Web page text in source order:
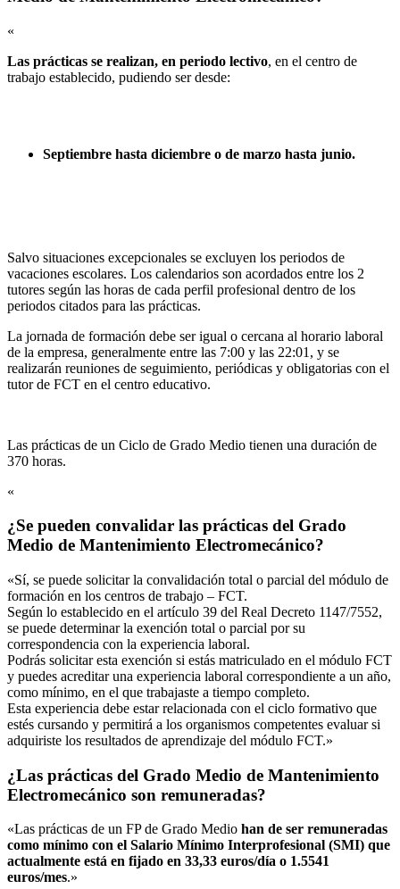
«
Las prácticas se realizan, en periodo lectivo, en el centro de
trabajo establecido, pudiendo ser desde:
Septiembre hasta diciembre o de marzo hasta junio.
Salvo situaciones excepcionales se excluyen los periodos de
vacaciones escolares. Los calendarios son acordados entre los 2
tutores según las horas de cada perfil profesional dentro de los
periodos citados para las prácticas.
La jornada de formación debe ser igual o cercana al horario laboral
de la empresa, generalmente entre las 7:00 y las 22:01, y se
realizarán reuniones de seguimiento, periódicas y obligatorias con el
tutor de FCT en el centro educativo.
Las prácticas de un Ciclo de Grado Medio tienen una duración de
370 horas.
«
¿Se pueden convalidar las prácticas del Grado
Medio de Mantenimiento Electromecánico?
«Sí, se puede solicitar la convalidación total o parcial del módulo de
formación en los centros de trabajo – FCT.
Según lo establecido en el artículo 39 del Real Decreto 1147/7552,
se puede determinar la exención total o parcial por su
correspondencia con la experiencia laboral.
Podrás solicitar esta exención si estás matriculado en el módulo FCT
y puedes acreditar una experiencia laboral correspondiente a un año,
como mínimo, en el que trabajaste a tiempo completo.
Esta experiencia debe estar relacionada con el ciclo formativo que
estés cursando y permitirá a los organismos competentes evaluar si
adquiriste los resultados de aprendizaje del módulo FCT.»
¿Las prácticas del Grado Medio de Mantenimiento
Electromecánico son remuneradas?
«Las prácticas de un FP de Grado Medio han de ser remuneradas
como mínimo con el Salario Mínimo Interprofesional (SMI) que
actualmente está en fijado en 33,33 euros/día o 1.5541
euros/mes.»